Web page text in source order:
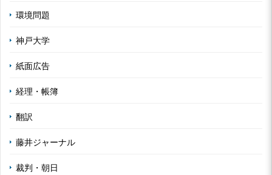
環境問題
神戸大学
紙面広告
経理・帳簿
翻訳
藤井ジャーナル
裁判・朝日